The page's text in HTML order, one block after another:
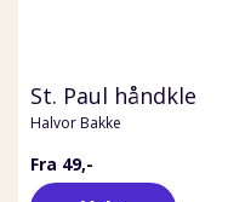
St. Paul håndkle
Halvor Bakke
Fra 49,-